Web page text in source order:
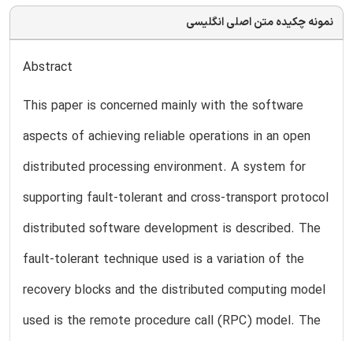
نمونه چکیده متن اصلی انگلیسی
Abstract
This paper is concerned mainly with the software
aspects of achieving reliable operations in an open
distributed processing environment. A system for
supporting fault-tolerant and cross-transport protocol
distributed software development is described. The
fault-tolerant technique used is a variation of the
recovery blocks and the distributed computing model
used is the remote procedure call (RPC) model. The